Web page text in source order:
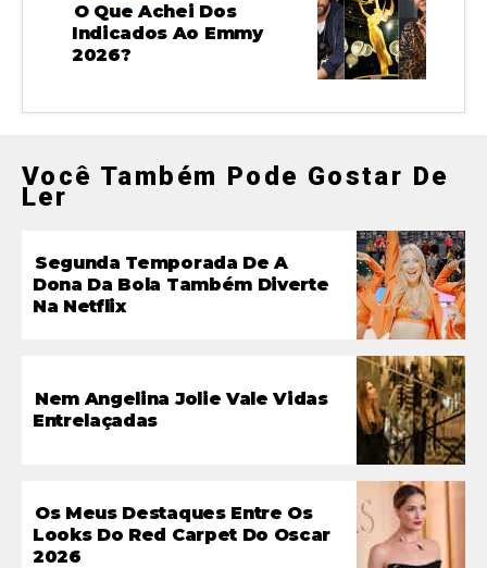
O Que Achei Dos
Indicados Ao Emmy
2026?
Você Também Pode Gostar De
Ler
Segunda Temporada De A
Dona Da Bola Também Diverte
Na Netflix
Nem Angelina Jolie Vale Vidas
Entrelaçadas
Os Meus Destaques Entre Os
Looks Do Red Carpet Do Oscar
2026